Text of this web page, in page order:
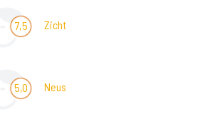
7,5 Zicht
5,0 Neus